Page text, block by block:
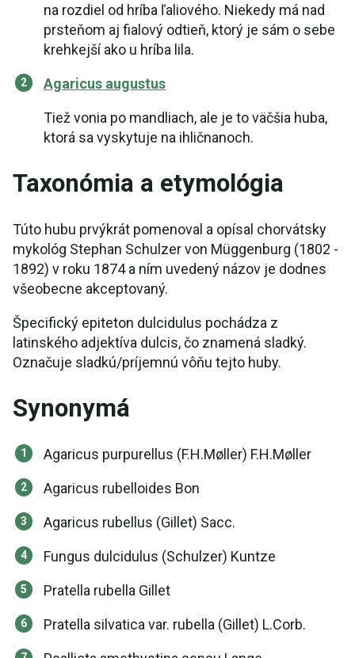
na rozdiel od hríba ľaliového. Niekedy má nad
prsteňom aj fialový odtieň, ktorý je sám o sebe
krehkejší ako u hríba lila.
Agaricus augustus
Tiež vonia po mandliach, ale je to väčšia huba,
ktorá sa vyskytuje na ihličnanoch.
Taxonómia a etymológia
Túto hubu prvýkrát pomenoval a opísal chorvátsky
mykológ Stephan Schulzer von Müggenburg (1802 -
1892) v roku 1874 a ním uvedený názov je dodnes
všeobecne akceptovaný.
Špecifický epiteton dulcidulus pochádza z
latinského adjektíva dulcis, čo znamená sladký.
Označuje sladkú/príjemnú vôňu tejto huby.
Synonymá
Agaricus purpurellus (F.H.Møller) F.H.Møller
Agaricus rubelloides Bon
Agaricus rubellus (Gillet) Sacc.
Fungus dulcidulus (Schulzer) Kuntze
Pratella rubella Gillet
Pratella silvatica var. rubella (Gillet) L.Corb.